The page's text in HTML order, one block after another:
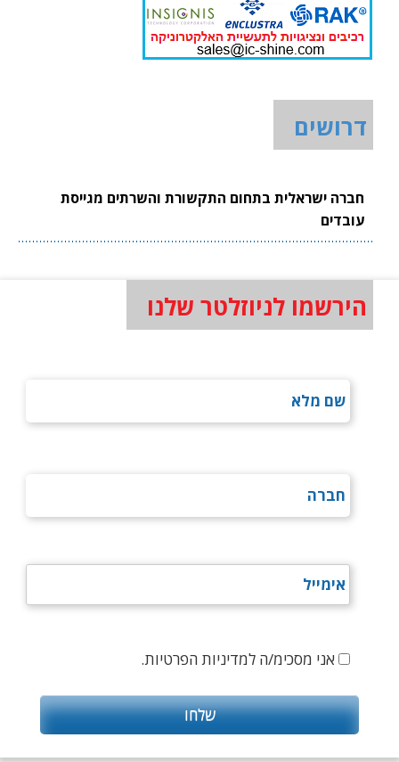
דרושים
חברה ישראלית בתחום התקשורת והשרתים מגייסת
עובדים
הירשמו לניוזלטר שלנו
אני מסכימ/ה למדיניות הפרטיות.